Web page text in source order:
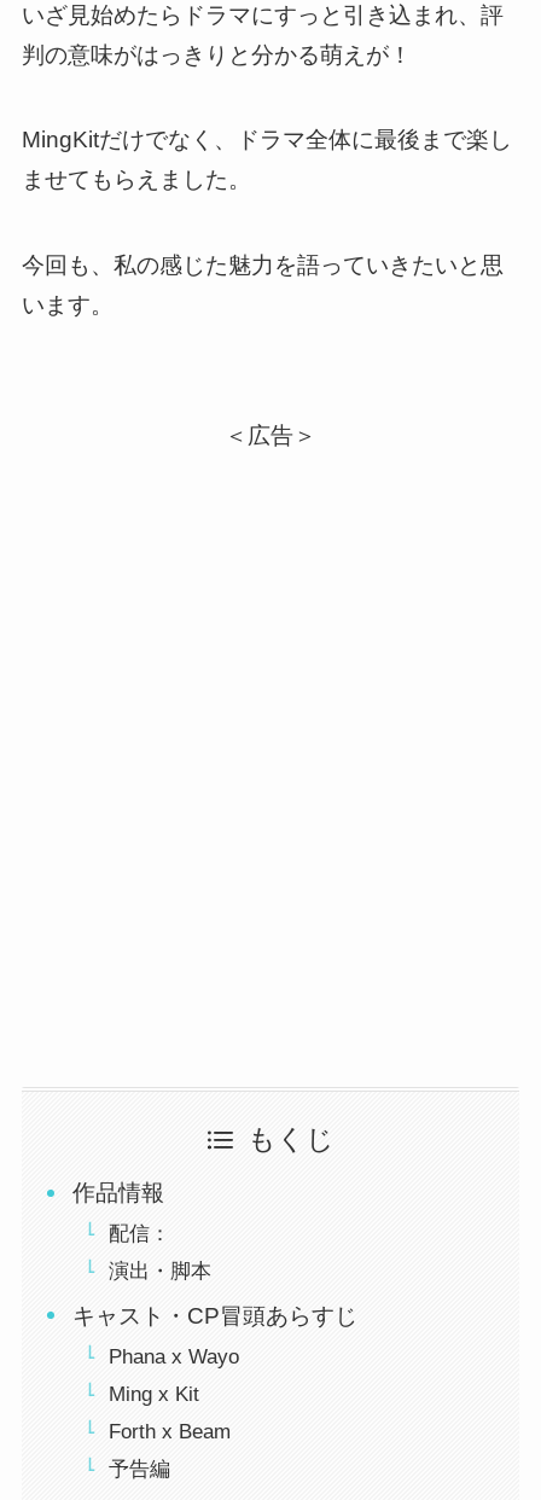
いざ見始めたらドラマにすっと引き込まれ、 評
判の意味がはっきりと分かる萌えが！
MingKitだけでなく、ドラマ全体に最後まで楽し
ませてもらえました。
今回も、私の感じた魅力を語っていきたいと思
います。
＜広告＞
もくじ
作品情報
配信：
演出・脚本
キャスト・CP冒頭あらすじ
Phana x Wayo
Ming x Kit
Forth x Beam
予告編